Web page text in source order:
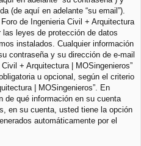
(de aquí en adelante “su email”).
de Ingenieria Civil + Arquitectura
las leyes de protección de datos
instalados. Cualquier información
contraseña y su dirección de e-mail
+ Arquitectura | MOSingenieros”
u opcional, según el criterio
| MOSingenieros”. En
de qué información en su cuenta
en su cuenta, usted tiene la opción
automáticamente por el